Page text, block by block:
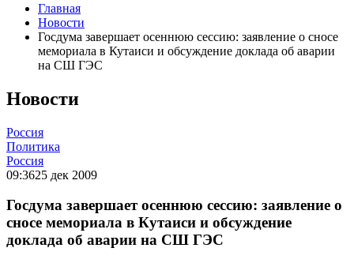
Главная
Новости
Госдума завершает осеннюю сессию: заявление о сносе
мемориала в Кутаиси и обсуждение доклада об аварии
на СШ ГЭС
Новости
Россия
Политика
Россия
09:3625 дек 2009
Госдума завершает осеннюю сессию: заявление о
сносе мемориала в Кутаиси и обсуждение
доклада об аварии на СШ ГЭС